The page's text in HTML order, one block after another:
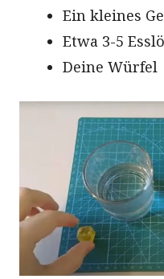
Ein kleines
Etwa 3-5
Deine Würfel